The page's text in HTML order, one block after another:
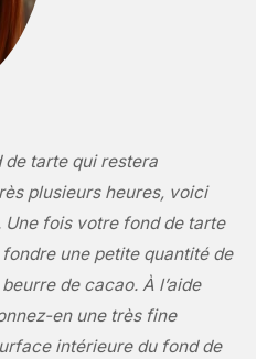
tarte qui restera
plusieurs heures, voici
fois votre fond de tarte
une petite quantité de
de cacao. À l’aide
en une très fine
intérieure du fond de